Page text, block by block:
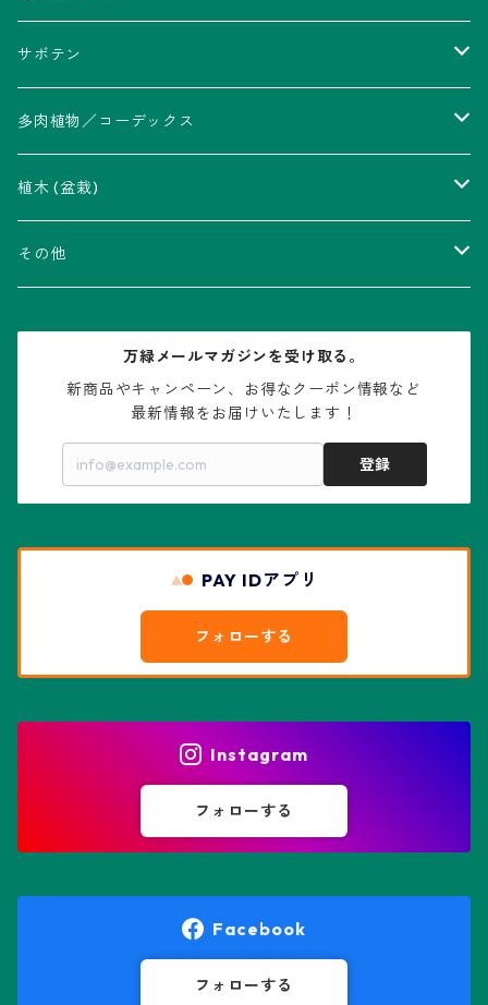
サボテン
アストロフィツム属
瑠璃兜錦、兜丸錦
V-type兜
リザード・スキン兜
花園兜
アリオカルプス属
ウィギンシア属
エキノケレウス属
エキノプシス属
エリオシケ属
オレオケレウス属
多肉植物／コーデックス
アカベ属
アロエ属
コノフィツム属
センナ属
パキポディウム属
フェネストラリア属
プセウドリトス属
植木 (盆栽)
ムクロジ科：カエデ属
その他
水石・景石
万緑メールマガジンを受け取る。
新商品やキャンペーン、お得なクーポン情報など
最新情報をお届けいたします！
登録
PAY IDアプリ
フォローする
Instagram
フォローする
Facebook
フォローする